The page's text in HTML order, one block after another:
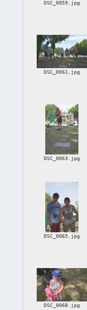
DSC_0059.jpg
DSC_0061.jpg
DSC_0063.jpg
DSC_0065.jpg
DSC_0068.jpg